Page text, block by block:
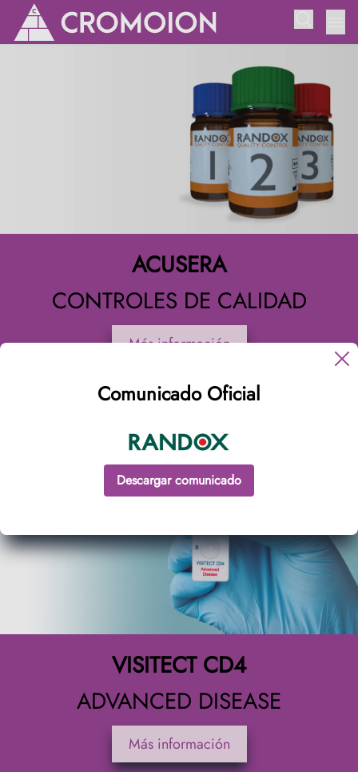
ACUSERA
CONTROLES DE CALIDAD
Más información
VISITECT CD4
ADVANCED DISEASE
Más información
Comunicado Oficial
Descargar comunicado